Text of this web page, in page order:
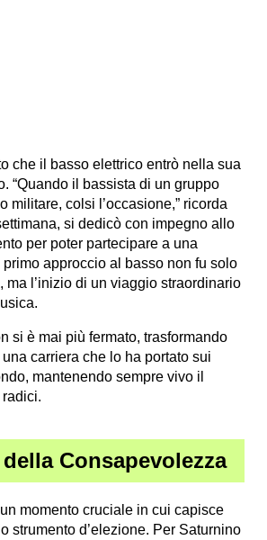
che il basso elettrico entrò nella sua
“Quando il bassista di un gruppo
militare, colsi l’occasione,” ricorda
si dedicò con impegno allo
per poter partecipare a una
approccio al basso non fu solo
ma l’inizio di un viaggio straordinario
si è mai più fermato, trasformando
carriera che lo ha portato sui
mantenendo sempre vivo il
radici.
Consapevolezza
momento cruciale in cui capisce
strumento d’elezione. Per Saturnino